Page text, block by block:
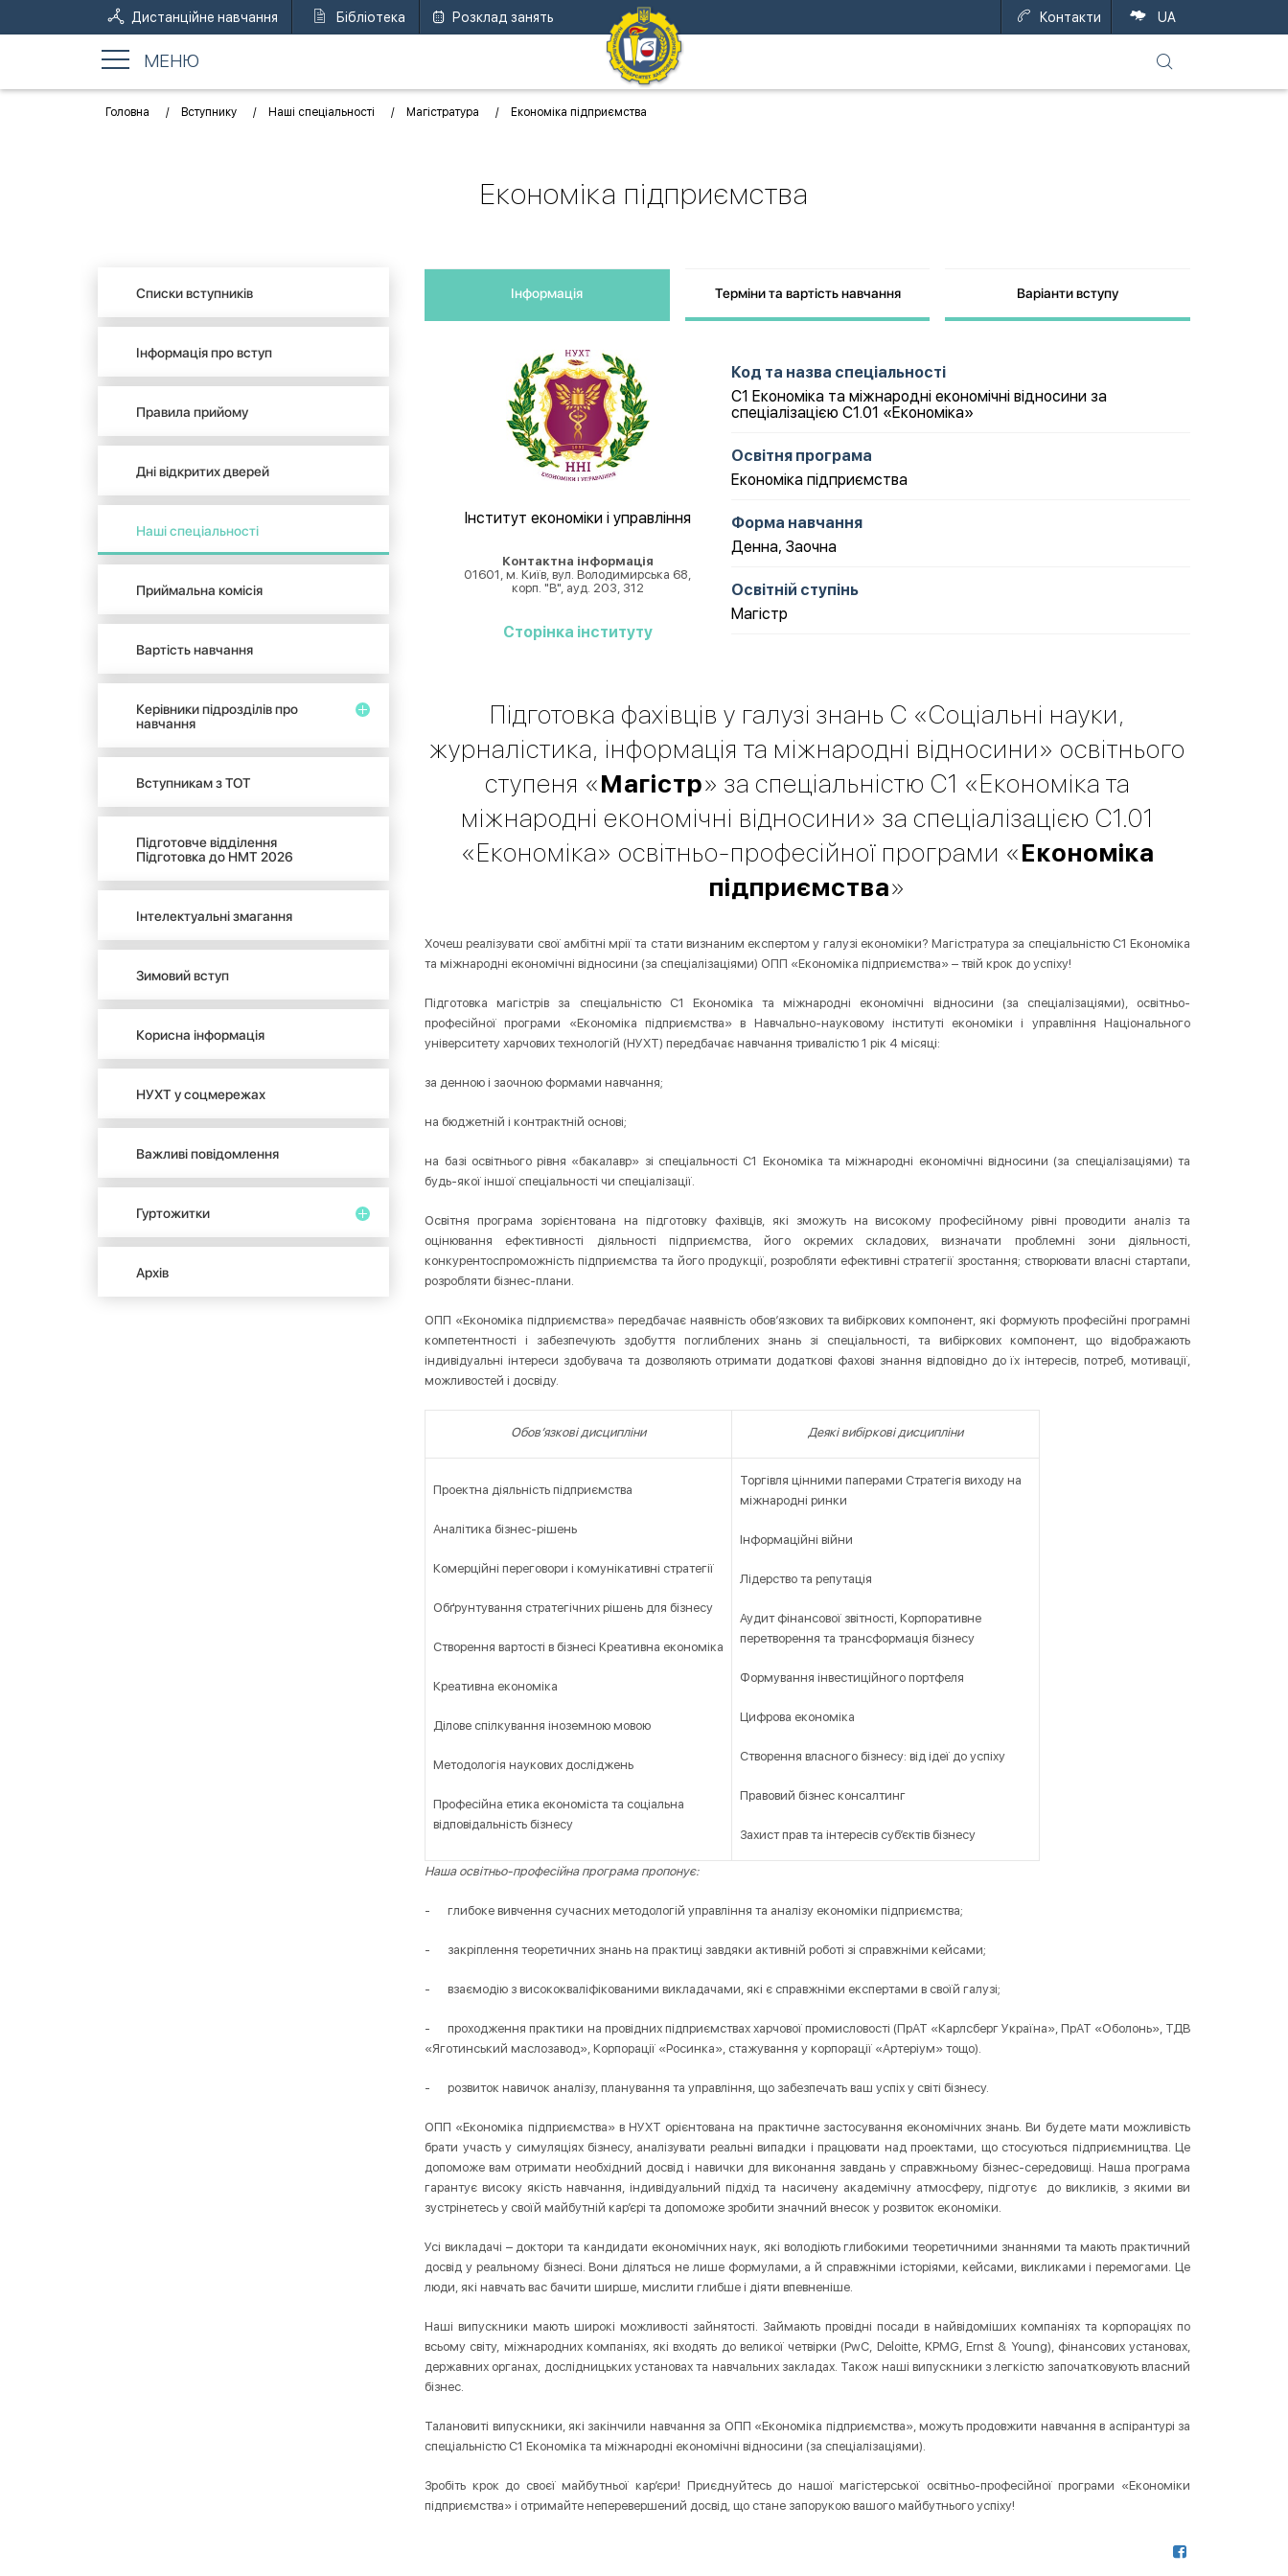
Дистанційне навчання Бібліотека Розклад занять UA
Контакти
МЕНЮ
Головна Вступнику Наші спеціальності Магістратура Економіка підприємства
Економіка підприємства
Списки вступників
Інформація про вступ
Правила прийому
Дні відкритих дверей
Наші спеціальності
Приймальна комісія
Вартість навчання
Керівники підрозділів про
навчання
Вступникам з ТОТ
Підготовче відділення
Підготовка до НМТ 2026
Інтелектуальні змагання
Зимовий вступ
Корисна інформація
НУХТ у соцмережах
Важливі повідомлення
Гуртожитки
Архів
Інформація Терміни та вартість навчання Варіанти вступу
Інститут економіки і управління
Контактна інформація
01601, м. Київ, вул. Володимирська 68,
корп. "В", ауд. 203, 312
Cторінка інституту
Код та назва спеціальності
C1 Економіка та міжнародні економічні відносини за
спеціалізацією С1.01 «Економіка»
Освітня програма
Економіка підприємства
Форма навчання
Денна, Заочна
Освітній ступінь
Магістр
Підготовка фахівців у галузі знань С «Соціальні науки,
журналістика, інформація та міжнародні відносини» освітнього
ступеня «Магістр» за спеціальністю С1 «Економіка та
міжнародні економічні відносини» за спеціалізацією С1.01
«Економіка» освітньо-професійної програми «Економіка
підприємства»
Хочеш реалізувати свої амбітні мрії та стати визнаним експертом у галузі економіки? Магістратура за спеціальністю С1 Економіка
та міжнародні економічні відносини (за спеціалізаціями) ОПП «Економіка підприємства» – твій крок до успіху!
Підготовка магістрів за спеціальністю С1 Економіка та міжнародні економічні відносини (за спеціалізаціями), освітньо-
професійної програми «Економіка підприємства» в Навчально-науковому інституті економіки і управління Національного
університету харчових технологій (НУХТ) передбачає навчання тривалістю 1 рік 4 місяці:
за денною і заочною формами навчання;
на бюджетній і контрактній основі;
на базі освітнього рівня «бакалавр» зі спеціальності С1 Економіка та міжнародні економічні відносини (за спеціалізаціями) та
будь-якої іншої спеціальності чи спеціалізації.
Освітня програма зорієнтована на підготовку фахівців, які зможуть на високому професійному рівні проводити аналіз та
оцінювання ефективності діяльності підприємства, його окремих складових, визначати проблемні зони діяльності,
конкурентоспроможність підприємства та його продукції, розробляти ефективні стратегії зростання; створювати власні стартапи,
розробляти бізнес-плани.
ОПП «Економіка підприємства» передбачає наявність обов’язкових та вибіркових компонент, які формують професійні програмні
компетентності і забезпечують здобуття поглиблених знань зі спеціальності, та вибіркових компонент, що відображають
індивідуальні інтереси здобувача та дозволяють отримати додаткові фахові знання відповідно до їх інтересів, потреб, мотивації,
можливостей і досвіду.
Обов’язкові дисципліни Деякі вибіркові дисципліни
Проектна діяльність підприємства
Аналітика бізнес-рішень
Комерційні переговори і комунікативні стратегії
Обґрунтування стратегічних рішень для бізнесу
Створення вартості в бізнесі Креативна економіка
Креативна економіка
Ділове спілкування іноземною мовою
Методологія наукових досліджень
Професійна етика економіста та соціальна
відповідальність бізнесу
Торгівля цінними паперами Стратегія виходу на
міжнародні ринки
Інформаційні війни
Лідерство та репутація
Аудит фінансової звітності, Корпоративне
перетворення та трансформація бізнесу
Формування інвестиційного портфеля
Цифрова економіка
Створення власного бізнесу: від ідеї до успіху
Правовий бізнес консалтинг
Захист прав та інтересів суб’єктів бізнесу
Наша освітньо-професійна програма пропонує:
- глибоке вивчення сучасних методологій управління та аналізу економіки підприємства;
- закріплення теоретичних знань на практиці завдяки активній роботі зі справжніми кейсами;
- взаємодію з висококваліфікованими викладачами, які є справжніми експертами в своїй галузі;
- проходження практики на провідних підприємствах харчової промисловості (ПрАТ «Карлсберг Україна», ПрАТ «Оболонь», ТДВ
«Яготинський маслозавод», Корпорації «Росинка», стажування у корпорації «Артеріум» тощо).
- розвиток навичок аналізу, планування та управління, що забезпечать ваш успіх у світі бізнесу.
ОПП «Економіка підприємства» в НУХТ орієнтована на практичне застосування економічних знань. Ви будете мати можливість
брати участь у симуляціях бізнесу, аналізувати реальні випадки і працювати над проектами, що стосуються підприємництва. Це
допоможе вам отримати необхідний досвід і навички для виконання завдань у справжньому бізнес-середовищі. Наша програма
гарантує високу якість навчання, індивідуальний підхід та насичену академічну атмосферу, підготує до викликів, з якими ви
зустрінетесь у своїй майбутній кар’єрі та допоможе зробити значний внесок у розвиток економіки.
Усі викладачі – доктори та кандидати економічних наук, які володіють глибокими теоретичними знаннями та мають практичний
досвід у реальному бізнесі. Вони діляться не лише формулами, а й справжніми історіями, кейсами, викликами і перемогами. Це
люди, які навчать вас бачити ширше, мислити глибше і діяти впевненіше.
Наші випускники мають широкі можливості зайнятості. Займають провідні посади в найвідоміших компаніях та корпораціях по
всьому світу, міжнародних компаніях, які входять до великої четвірки (PwC, Deloitte, KPMG, Ernst & Young), фінансових установах,
державних органах, дослідницьких установах та навчальних закладах. Також наші випускники з легкістю започатковують власний
бізнес.
Талановиті випускники, які закінчили навчання за ОПП «Економіка підприємства», можуть продовжити навчання в аспірантурі за
спеціальністю С1 Економіка та міжнародні економічні відносини (за спеціалізаціями).
Зробіть крок до своєї майбутньої кар’єри! Приєднуйтесь до нашої магістерської освітньо-професійної програми «Економіки
підприємства» і отримайте неперевершений досвід, що стане запорукою вашого майбутнього успіху!